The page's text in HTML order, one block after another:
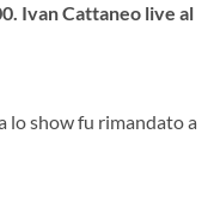
Ivan Cattaneo live al
lo show fu rimandato a